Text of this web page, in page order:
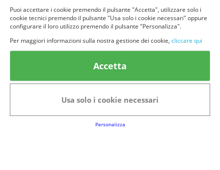
© provaprodottigratis.it 2023 | All Rights Reserved.
Alimenti e bevande
Senior
Puoi accettare i cookie premendo il pulsante "Accetta", utilizzare solo i
cookie tecnici premendo il pulsante "Usa solo i cookie necessari" oppure
configurare il loro utilizzo premendo il pulsante "Personalizza".
Per maggiori informazioni sulla nostra gestione dei cookie, cliccare qui
Accetta
Usa solo i cookie necessari
Personalizza